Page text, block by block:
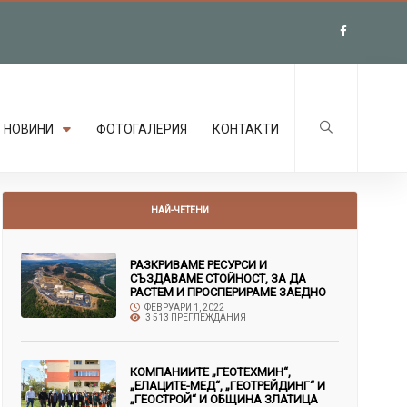
НОВИНИ ФОТОГАЛЕРИЯ КОНТАКТИ
НАЙ-ЧЕТЕНИ
РАЗКРИВАМЕ РЕСУРСИ И
СЪЗДАВАМЕ СТОЙНОСТ, ЗА ДА
РАСТЕМ И ПРОСПЕРИРАМЕ ЗАЕДНО
ФЕВРУАРИ 1, 2022
3 513 ПРЕГЛЕЖДАНИЯ
КОМПАНИИТЕ „ГЕОТЕХМИН“,
„ЕЛАЦИТЕ-МЕД“, „ГЕОТРЕЙДИНГ“ И
„ГЕОСТРОЙ“ И ОБЩИНА ЗЛАТИЦА